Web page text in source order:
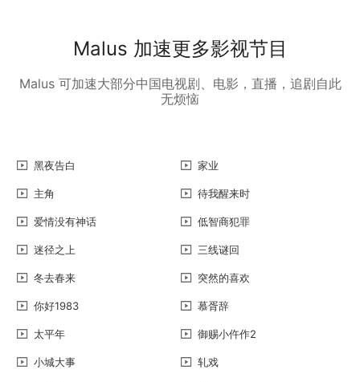
Malus 加速更多影视节目
Malus 可加速大部分中国电视剧、电影，直播，追剧自此
无烦恼
黑夜告白 家业
主角 待我醒来时
爱情没有神话 低智商犯罪
迷径之上 三线谜回
冬去春来 突然的喜欢
你好1983 慕胥辞
太平年 御赐小仵作2
小城大事 轧戏